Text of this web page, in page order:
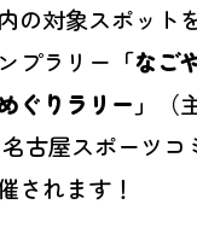
の対象スポット
プラリー 「なご
ぐりラリー」
古屋スポーツコ
されます！